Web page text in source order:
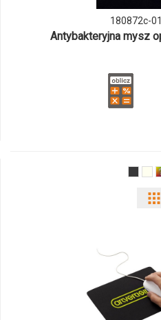
180872c-01
Antybakteryjna mysz